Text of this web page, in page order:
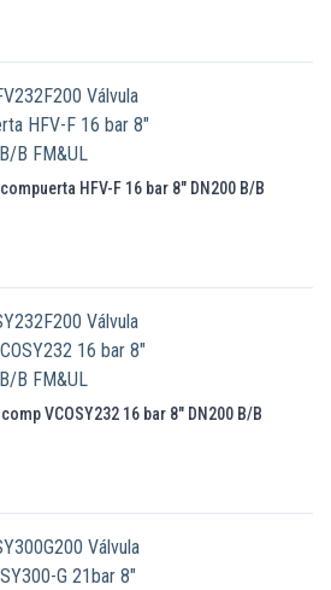
HFV-F 16 bar 8″ DN200 B/B
VCOSY232 16 bar 8″ DN200 B/B